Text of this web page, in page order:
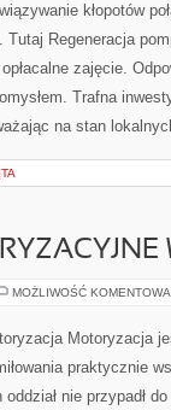
kłopotów
Tutaj Regeneracja
zajęcie.
Trafna
na stan
MOŻLIWOŚĆ
Motoryzacja
praktycznie
oddział nie przypadł